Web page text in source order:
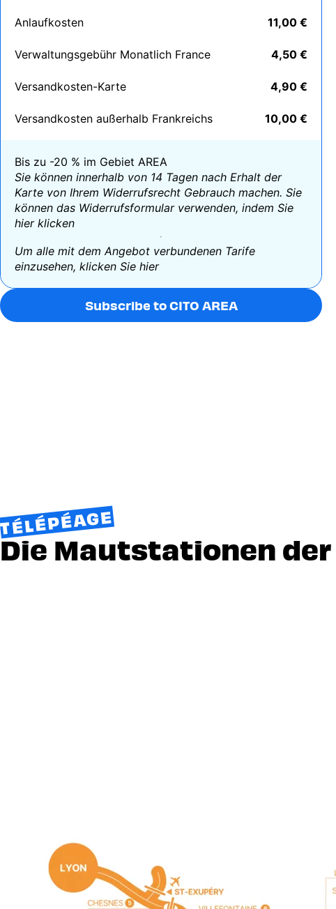
Anlaufkosten 11,00 €
Verwaltungsgebühr Monatlich France 4,50 €
Versandkosten-Karte 4,90 €
Versandkosten außerhalb Frankreichs 10,00 €
Bis zu -20 % im Gebiet AREA
Sie können innerhalb von 14 Tagen nach Erhalt der
Karte von Ihrem Widerrufsrecht Gebrauch machen. Sie
können das Widerrufsformular verwenden, indem Sie
hier klicken
Um alle mit dem Angebot verbundenen Tarife
einzusehen, klicken Sie hier
Subscribe to CITO AREA
Die Mautstationen der